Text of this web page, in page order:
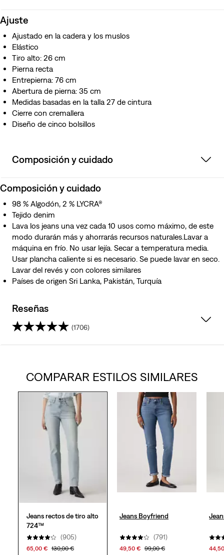
Ajuste
Ajustado en la cadera y los muslos
Elástico
Tiro alto: 26 cm
Pierna recta
Entrepierna: 76 cm
Abertura de pierna: 35 cm
Medidas basadas en la talla 27 de cintura
Cierre con cremallera
Diseño de cinco bolsillos
Composición y cuidado
Composición y cuidado
98 % Algodón, 2 % LYCRA®
Tejido denim
Lava los jeans una vez cada 10 usos como máximo, de este
modo durarán más y ahorrarás recursos naturales.Lavar a
máquina en frío. No usar lejía. Secar a temperatura media.
Usar plancha caliente si es necesario. Se puede lavar en seco.
Lavar del revés y con colores similares
Países de origen Sri Lanka, Pakistán, Turquía
Reseñas
(1706)
estrellas.
COMPARAR ESTILOS SIMILARES
Jeans rectos de tiro alto
724™
(905)
65,00 € 130,00 €
Jeans Boyfriend
(791)
49,50 € 99,00 €